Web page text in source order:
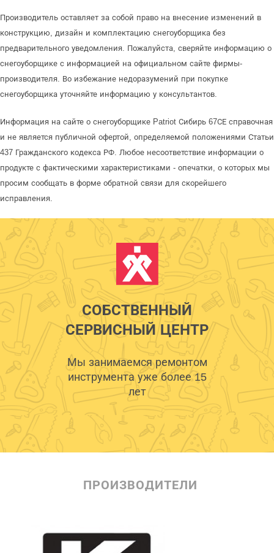
Производитель оставляет за собой право на внесение изменений в
конструкцию, дизайн и комплектацию снегоуборщика без
предварительного уведомления. Пожалуйста, сверяйте информацию о
снегоуборщике с информацией на официальном сайте фирмы-
производителя. Во избежание недоразумений при покупке
снегоуборщика уточняйте информацию у консультантов.
Информация на сайте о снегоуборщике Patriot Сибирь 67СЕ справочная
и не является публичной офертой, определяемой положениями Статьи
437 Гражданского кодекса РФ. Любое несоответствие информации о
продукте с фактическими характеристиками - опечатки, о которых мы
просим сообщать в форме обратной связи для скорейшего
исправления.
СОБСТВЕННЫЙ
СЕРВИСНЫЙ ЦЕНТР
Мы занимаемся ремонтом
инструмента уже более 15
лет
ПРОИЗВОДИТЕЛИ